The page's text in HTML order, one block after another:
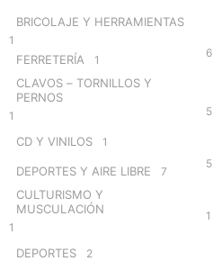
BRICOLAJE Y HERRAMIENTAS
1
FERRETERÍA 1
CLAVOS – TORNILLOS Y
PERNOS
1
CD Y VINILOS 1
DEPORTES Y AIRE LIBRE 7
CULTURISMO Y
MUSCULACIÓN
1
DEPORTES 2
6
5
5
1